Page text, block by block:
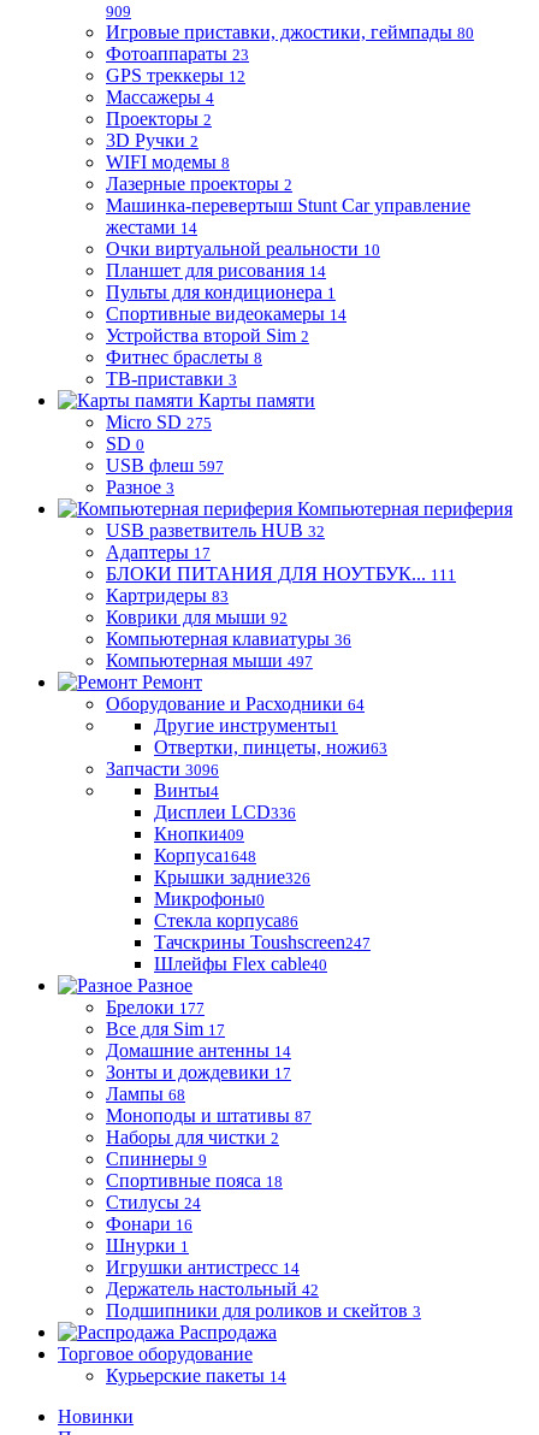
909
Игровые приставки, джостики, геймпады 80
Фотоаппараты 23
GPS треккеры 12
Массажеры 4
Проекторы 2
3D Ручки 2
WIFI модемы 8
Лазерные проекторы 2
Машинка-перевертыш Stunt Car управление
жестами 14
Очки виртуальной реальности 10
Планшет для рисования 14
Пульты для кондиционера 1
Спортивные видеокамеры 14
Устройства второй Sim 2
Фитнес браслеты 8
ТВ-приставки 3
Карты памяти
Micro SD 275
SD 0
USB флеш 597
Разное 3
Компьютерная периферия
USB разветвитель HUB 32
Адаптеры 17
БЛОКИ ПИТАНИЯ ДЛЯ НОУТБУК... 111
Картридеры 83
Коврики для мыши 92
Компьютерная клавиатуры 36
Компьютерная мыши 497
Ремонт
Оборудование и Расходники 64
Другие инструменты1
Отвертки, пинцеты, ножи63
Запчасти 3096
Винты4
Дисплеи LCD336
Кнопки409
Корпуса1648
Крышки задние326
Микрофоны0
Стекла корпуса86
Тачскрины Toushscreen247
Шлейфы Flex cable40
Разное
Брелоки 177
Все для Sim 17
Домашние антенны 14
Зонты и дождевики 17
Лампы 68
Моноподы и штативы 87
Наборы для чистки 2
Спиннеры 9
Спортивные пояса 18
Стилусы 24
Фонари 16
Шнурки 1
Игрушки антистресс 14
Держатель настольный 42
Подшипники для роликов и скейтов 3
Распродажа
Торговое оборудование
Курьерские пакеты 14
Новинки